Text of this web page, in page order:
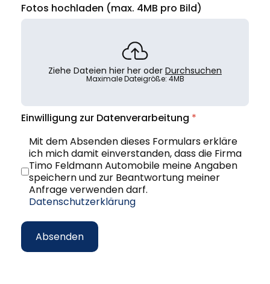
Fotos hochladen (max. 4MB pro Bild)
Ziehe Dateien hier her oder Durchsuchen
Maximale Dateigröße: 4MB
Einwilligung zur Datenverarbeitung *
Mit dem Absenden dieses Formulars erkläre
ich mich damit einverstanden, dass die Firma
Timo Feldmann Automobile meine Angaben
speichern und zur Beantwortung meiner
Anfrage verwenden darf.
Datenschutzerklärung
Absenden